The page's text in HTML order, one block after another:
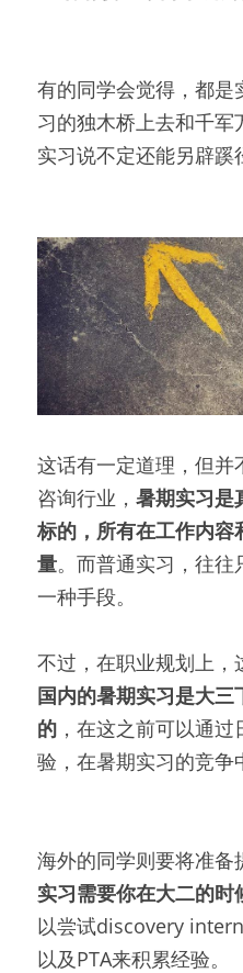
有的同学会觉得，都是
习的独木桥上去和千军
实习说不定还能另辟蹊
这话有一定道理，但并
咨询行业， 暑期实习是
标的，所有在工作内
量。而普通实习，往往
一种手段。
不过，在职业规划上，
国内的暑期实习是大
的 ，在这之前可以通
验，在暑期实习的竞争
海外的同学则要将准备
实习需要你在大二的时
以尝试discovery
以及PTA来积累经验。